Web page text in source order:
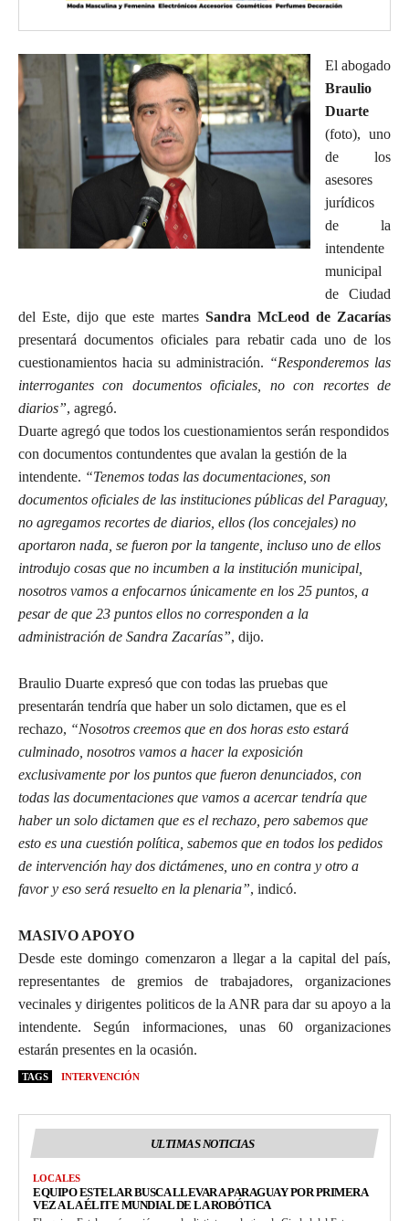
El abogado
Braulio
Duarte
(foto), uno
de los
asesores
jurídicos
de la
intendente
municipal
de Ciudad
del Este, dijo que este martes Sandra McLeod de Zacarías
presentará documentos oficiales para rebatir cada uno de los
cuestionamientos hacia su administración. “Responderemos las
interrogantes con documentos oficiales, no con recortes de
diarios”, agregó.
Duarte agregó que todos los cuestionamientos serán respondidos
con documentos contundentes que avalan la gestión de la
intendente. “Tenemos todas las documentaciones, son
documentos oficiales de las instituciones públicas del Paraguay,
no agregamos recortes de diarios, ellos (los concejales) no
aportaron nada, se fueron por la tangente, incluso uno de ellos
introdujo cosas que no incumben a la institución municipal,
nosotros vamos a enfocarnos únicamente en los 25 puntos, a
pesar de que 23 puntos ellos no corresponden a la
administración de Sandra Zacarías”, dijo.
Braulio Duarte expresó que con todas las pruebas que
presentarán tendría que haber un solo dictamen, que es el
rechazo, “Nosotros creemos que en dos horas esto estará
culminado, nosotros vamos a hacer la exposición
exclusivamente por los puntos que fueron denunciados, con
todas las documentaciones que vamos a acercar tendría que
haber un solo dictamen que es el rechazo, pero sabemos que
esto es una cuestión política, sabemos que en todos los pedidos
de intervención hay dos dictámenes, uno en contra y otro a
favor y eso será resuelto en la plenaria”, indicó.
MASIVO APOYO
Desde este domingo comenzaron a llegar a la capital del país,
representantes de gremios de trabajadores, organizaciones
vecinales y dirigentes politicos de la ANR para dar su apoyo a la
intendente. Según informaciones, unas 60 organizaciones
estarán presentes en la ocasión.
TAGS INTERVENCIÓN
ULTIMAS NOTICIAS
LOCALES
EQUIPO ESTELAR BUSCA LLEVAR A PARAGUAY POR PRIMERA
VEZ A LA ÉLITE MUNDIAL DE LA ROBÓTICA